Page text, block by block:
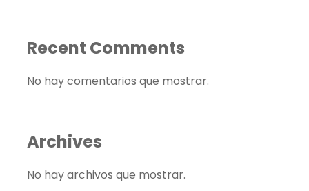
Recent Comments
No hay comentarios que mostrar.
Archives
No hay archivos que mostrar.